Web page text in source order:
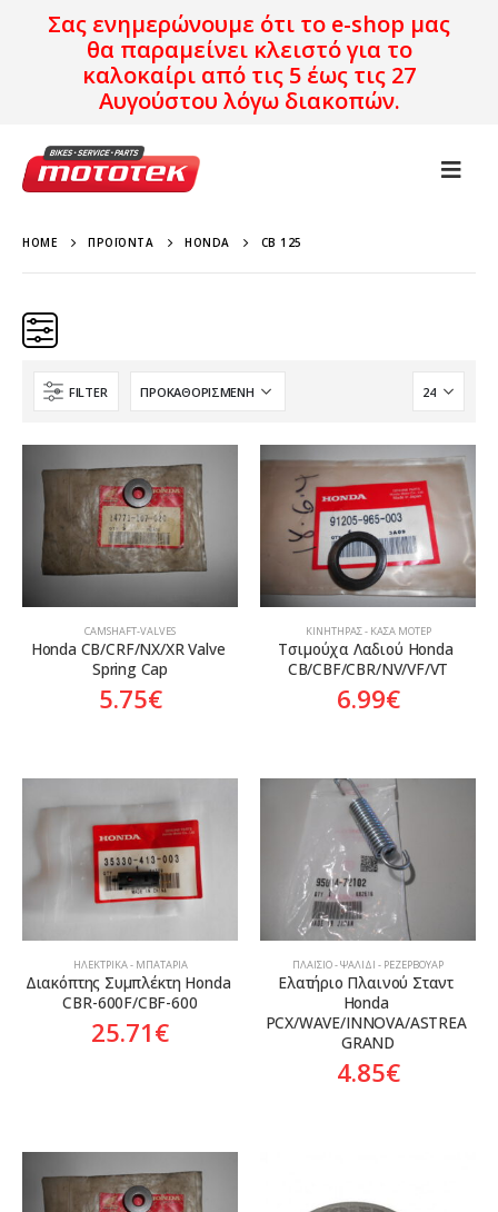
Σας ενημερώνουμε ότι το e-shop μας
θα παραμείνει κλειστό για το
καλοκαίρι από τις 5 έως τις 27
Αυγούστου λόγω διακοπών.
HOME ΠΡΟΪΌΝΤΑ HONDA CB 125
Κατηγορίες
Προϊόν Προέλευση
Aftermarket Genuine Γνήσιο
FILTER
CAMSHAFT-VALVES
Honda CB/CRF/NX/XR Valve
Spring Cap
5.75€
ΚΙΝΗΤΉΡΑΣ - ΚΆΣΑ ΜΟΤΈΡ
Tσιμούχα Λαδιού Honda
CB/CBF/CBR/NV/VF/VT
6.99€
ΗΛΕΚΤΡΙΚΆ - ΜΠΑΤΑΡΊΑ
Διακόπτης Συμπλέκτη Honda
CBR-600F/CBF-600
25.71€
ΠΛΑΊΣΙΟ - ΨΑΛΊΔΙ - ΡΕΖΕΡΒΟΥΆΡ
Ελατήριο Πλαινού Σταντ
Honda
PCX/WAVE/INNOVA/ASTREA
GRAND
4.85€